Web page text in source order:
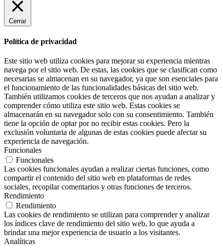
Cerrar
Política de privacidad
Este sitio web utiliza cookies para mejorar su experiencia mientras
navega por el sitio web. De estas, las cookies que se clasifican como
necesarias se almacenan en su navegador, ya que son esenciales para
el funcionamiento de las funcionalidades básicas del sitio web.
También utilizamos cookies de terceros que nos ayudan a analizar y
comprender cómo utiliza este sitio web. Estas cookies se
almacenarán en su navegador solo con su consentimiento. También
tiene la opción de optar por no recibir estas cookies. Pero la
exclusión voluntaria de algunas de estas cookies puede afectar su
experiencia de navegación.
Funcionales
Funcionales
Las cookies funcionales ayudan a realizar ciertas funciones, como
compartir el contenido del sitio web en plataformas de redes
sociales, recopilar comentarios y otras funciones de terceros.
Rendimiento
Rendimiento
Las cookies de rendimiento se utilizan para comprender y analizar
los índices clave de rendimiento del sitio web, lo que ayuda a
brindar una mejor experiencia de usuario a los visitantes.
Analíticas